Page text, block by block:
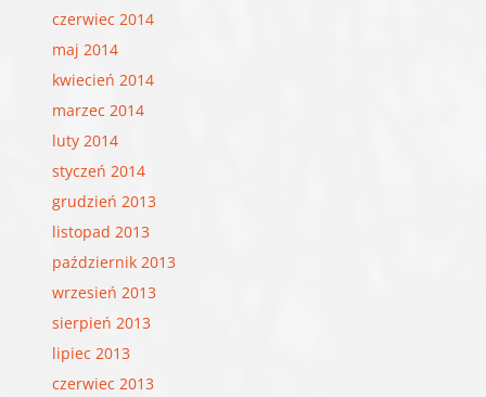
czerwiec 2014
maj 2014
kwiecień 2014
marzec 2014
luty 2014
styczeń 2014
grudzień 2013
listopad 2013
październik 2013
wrzesień 2013
sierpień 2013
lipiec 2013
czerwiec 2013